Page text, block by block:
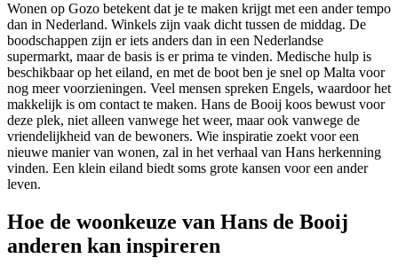
Wonen op Gozo betekent dat je te maken krijgt met een ander tempo
dan in Nederland. Winkels zijn vaak dicht tussen de middag. De
boodschappen zijn er iets anders dan in een Nederlandse
supermarkt, maar de basis is er prima te vinden. Medische hulp is
beschikbaar op het eiland, en met de boot ben je snel op Malta voor
nog meer voorzieningen. Veel mensen spreken Engels, waardoor het
makkelijk is om contact te maken. Hans de Booij koos bewust voor
deze plek, niet alleen vanwege het weer, maar ook vanwege de
vriendelijkheid van de bewoners. Wie inspiratie zoekt voor een
nieuwe manier van wonen, zal in het verhaal van Hans herkenning
vinden. Een klein eiland biedt soms grote kansen voor een ander
leven.
Hoe de woonkeuze van Hans de Booij
anderen kan inspireren